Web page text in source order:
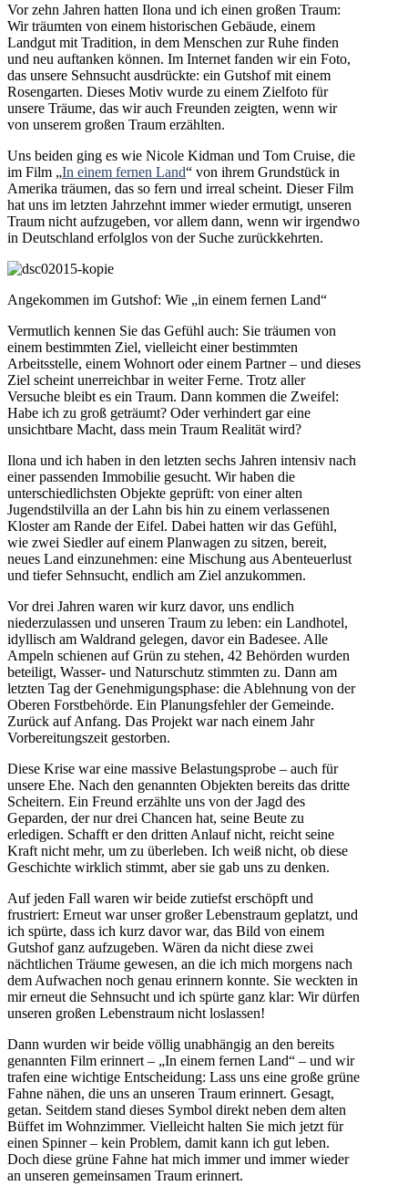
Vor zehn Jahren hatten Ilona und ich einen großen Traum:
Wir träumten von einem historischen Gebäude, einem
Landgut mit Tradition, in dem Menschen zur Ruhe finden
und neu auftanken können. Im Internet fanden wir ein Foto,
das unsere Sehnsucht ausdrückte: ein Gutshof mit einem
Rosengarten. Dieses Motiv wurde zu einem Zielfoto für
unsere Träume, das wir auch Freunden zeigten, wenn wir
von unserem großen Traum erzählten.
Uns beiden ging es wie Nicole Kidman und Tom Cruise, die
im Film „In einem fernen Land“ von ihrem Grundstück in
Amerika träumen, das so fern und irreal scheint. Dieser Film
hat uns im letzten Jahrzehnt immer wieder ermutigt, unseren
Traum nicht aufzugeben, vor allem dann, wenn wir irgendwo
in Deutschland erfolglos von der Suche zurückkehrten.
Angekommen im Gutshof: Wie „in einem fernen Land“
Vermutlich kennen Sie das Gefühl auch: Sie träumen von
einem bestimmten Ziel, vielleicht einer bestimmten
Arbeitsstelle, einem Wohnort oder einem Partner – und dieses
Ziel scheint unerreichbar in weiter Ferne. Trotz aller
Versuche bleibt es ein Traum. Dann kommen die Zweifel:
Habe ich zu groß geträumt? Oder verhindert gar eine
unsichtbare Macht, dass mein Traum Realität wird?
Ilona und ich haben in den letzten sechs Jahren intensiv nach
einer passenden Immobilie gesucht. Wir haben die
unterschiedlichsten Objekte geprüft: von einer alten
Jugendstilvilla an der Lahn bis hin zu einem verlassenen
Kloster am Rande der Eifel. Dabei hatten wir das Gefühl,
wie zwei Siedler auf einem Planwagen zu sitzen, bereit,
neues Land einzunehmen: eine Mischung aus Abenteuerlust
und tiefer Sehnsucht, endlich am Ziel anzukommen.
Vor drei Jahren waren wir kurz davor, uns endlich
niederzulassen und unseren Traum zu leben: ein Landhotel,
idyllisch am Waldrand gelegen, davor ein Badesee. Alle
Ampeln schienen auf Grün zu stehen, 42 Behörden wurden
beteiligt, Wasser- und Naturschutz stimmten zu. Dann am
letzten Tag der Genehmigungsphase: die Ablehnung von der
Oberen Forstbehörde. Ein Planungsfehler der Gemeinde.
Zurück auf Anfang. Das Projekt war nach einem Jahr
Vorbereitungszeit gestorben.
Diese Krise war eine massive Belastungsprobe – auch für
unsere Ehe. Nach den genannten Objekten bereits das dritte
Scheitern. Ein Freund erzählte uns von der Jagd des
Geparden, der nur drei Chancen hat, seine Beute zu
erledigen. Schafft er den dritten Anlauf nicht, reicht seine
Kraft nicht mehr, um zu überleben. Ich weiß nicht, ob diese
Geschichte wirklich stimmt, aber sie gab uns zu denken.
Auf jeden Fall waren wir beide zutiefst erschöpft und
frustriert: Erneut war unser großer Lebenstraum geplatzt, und
ich spürte, dass ich kurz davor war, das Bild von einem
Gutshof ganz aufzugeben. Wären da nicht diese zwei
nächtlichen Träume gewesen, an die ich mich morgens nach
dem Aufwachen noch genau erinnern konnte. Sie weckten in
mir erneut die Sehnsucht und ich spürte ganz klar: Wir dürfen
unseren großen Lebenstraum nicht loslassen!
Dann wurden wir beide völlig unabhängig an den bereits
genannten Film erinnert – „In einem fernen Land“ – und wir
trafen eine wichtige Entscheidung: Lass uns eine große grüne
Fahne nähen, die uns an unseren Traum erinnert. Gesagt,
getan. Seitdem stand dieses Symbol direkt neben dem alten
Büffet im Wohnzimmer. Vielleicht halten Sie mich jetzt für
einen Spinner – kein Problem, damit kann ich gut leben.
Doch diese grüne Fahne hat mich immer und immer wieder
an unseren gemeinsamen Traum erinnert.